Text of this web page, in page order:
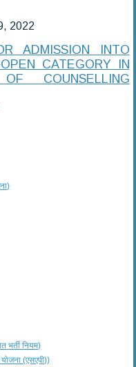
2022
ADMISSION INTO
CATEGORY IN
COUNSELLING
भर्ती नियम)
(एसएपी))